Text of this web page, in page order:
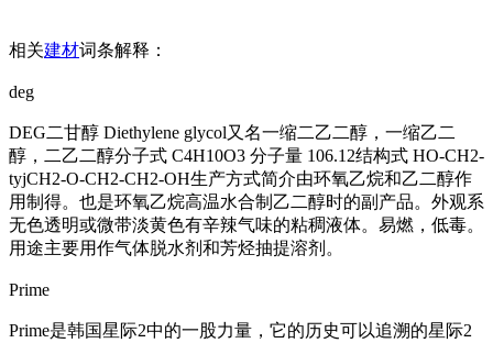
相关建材词条解释：
deg
DEG二甘醇 Diethylene glycol又名一缩二乙二醇，一缩乙二
醇，二乙二醇分子式 C4H10O3 分子量 106.12结构式 HO-CH2-
tyjCH2-O-CH2-CH2-OH生产方式简介由环氧乙烷和乙二醇作
用制得。也是环氧乙烷高温水合制乙二醇时的副产品。外观系
无色透明或微带淡黄色有辛辣气味的粘稠液体。易燃，低毒。
用途主要用作气体脱水剂和芳烃抽提溶剂。
Prime
Prime是韩国星际2中的一股力量，它的历史可以追溯的星际2